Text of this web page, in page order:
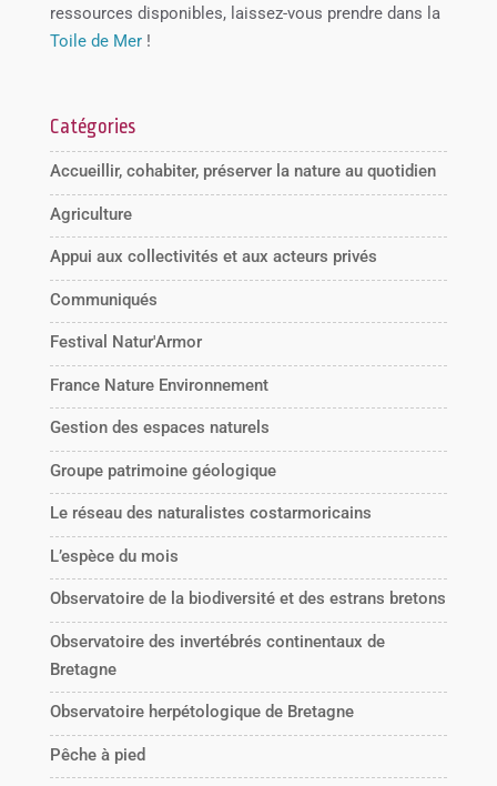
ressources disponibles, laissez-vous prendre dans la
Toile de Mer!
Catégories
Accueillir, cohabiter, préserver la nature au quotidien
Agriculture
Appui aux collectivités et aux acteurs privés
Communiqués
Festival Natur'Armor
France Nature Environnement
Gestion des espaces naturels
Groupe patrimoine géologique
Le réseau des naturalistes costarmoricains
L’espèce du mois
Observatoire de la biodiversité et des estrans bretons
Observatoire des invertébrés continentaux de
Bretagne
Observatoire herpétologique de Bretagne
Pêche à pied